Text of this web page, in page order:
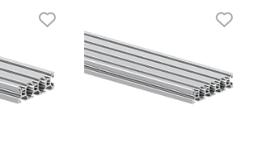
20х20
0,441
20х40
Стандартная длина,
мм:
Масса, кг/м:
0,773